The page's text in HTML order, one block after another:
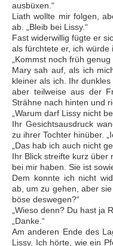
ausbüxen.“
Liath wollte mir folgen,
ab. „Bleib bei Lissy.“
Fast widerwillig fügte er
als fürchtete er, ich würde
„Kommst noch früh
Mary sah auf, als ich
kleiner als ich. Ihr
aber teilweise aus der
Strähne nach hinten und
„Warum darf Lissy nicht
Ihr Gesichtsausdruck
zu ihrer Tochter hinüber.
„Das hab ich auch nicht
Ihr Blick streifte kurz über
bei mir haben. Sie ist
Dem konnte ich nicht
ab, um zu gehen, aber
böse deswegen?“
„Wieso denn? Du hast ja
„Danke.“
Am anderen Ende des
Lissy. Ich hörte, wie ein